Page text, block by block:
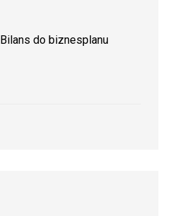
Bilans do biznesplanu